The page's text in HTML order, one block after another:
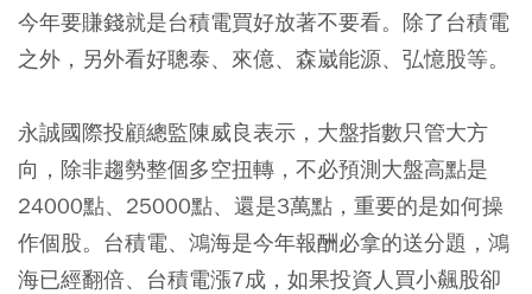
今年要賺錢就是台積電買好放著不要看。除了台積電
之外，另外看好聰泰、來億、森崴能源、弘憶股等。
永誠國際投顧總監陳威良表示，大盤指數只管大方
向，除非趨勢整個多空扭轉，不必預測大盤高點是
24000點、25000點、還是3萬點，重要的是如何操
作個股。台積電、鴻海是今年報酬必拿的送分題，鴻
海已經翻倍、台積電漲7成，如果投資人買小飆股卻